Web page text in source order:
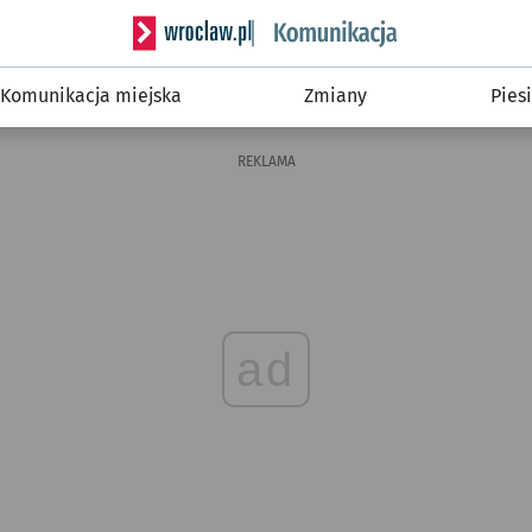
Serwis informacyjny wroclaw.pl podserwis:
Komunikacja miejska Zmiany Piesi
REKLAMA
ad